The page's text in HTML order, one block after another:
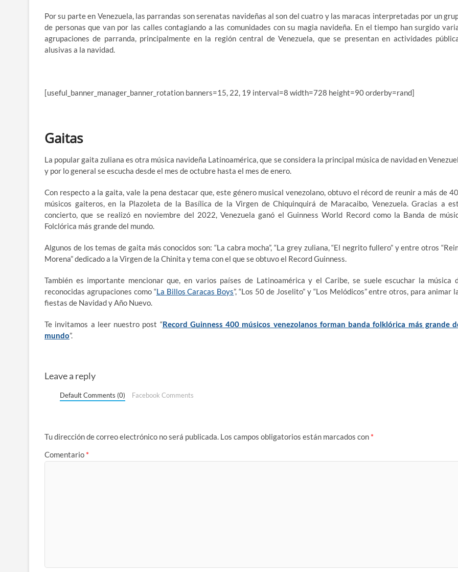
Por su parte en Venezuela, las parrandas son serenatas navideñas al son del cuatro y las maracas interpretadas por un
de personas que van por las calles contagiando a las comunidades con su magia navideña. En el tiempo han surgido
agrupaciones de parranda, principalmente en la región central de Venezuela, que se presentan en actividades
alusivas a la navidad.
[useful_banner_manager_banner_rotation banners=15, 22, 19 interval=8 width=728 height=90 orderby=rand]
Gaitas
La popular gaita zuliana es otra música navideña Latinoamérica, que se considera la principal música de navidad en
y por lo general se escucha desde el mes de octubre hasta el mes de enero.
Con respecto a la gaita, vale la pena destacar que, este género musical venezolano, obtuvo el récord de reunir a más de
músicos gaiteros, en la Plazoleta de la Basílica de la Virgen de Chiquinquirá de Maracaibo, Venezuela. Gracias a
concierto, que se realizó en noviembre del 2022, Venezuela ganó​ el Guinness World Record como la Banda de
Folclórica más grande del mundo.
Algunos de los temas de gaita más conocidos son: “La cabra mocha”, “La grey zuliana, “El negrito fullero” y entre otros
Morena” dedicado a la Virgen de la Chinita y tema con el que se obtuvo el Record Guinness.
También es importante mencionar que, en varios países de Latinoamérica y el Caribe, se suele escuchar la música
reconocidas agrupaciones como “La Billos Caracas Boys”, “Los 50 de Joselito” y “Los Melódicos” entre otros, para animar
fiestas de Navidad y Año Nuevo.
Te invitamos a leer nuestro post “Record Guinness 400 músicos venezolanos forman banda folklórica más grande
mundo”.
Leave a reply
Default Comments (0) Facebook Comments
Tu dirección de correo electrónico no será publicada. Los campos obligatorios están marcados con *
Comentario *